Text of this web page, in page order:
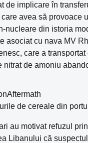
de implicare în
avea să provoace
nucleare din istoria
asociat cu nava MV
care a
nitrat de amoniu
de cereale din
au motivat refuzul
Libanului că